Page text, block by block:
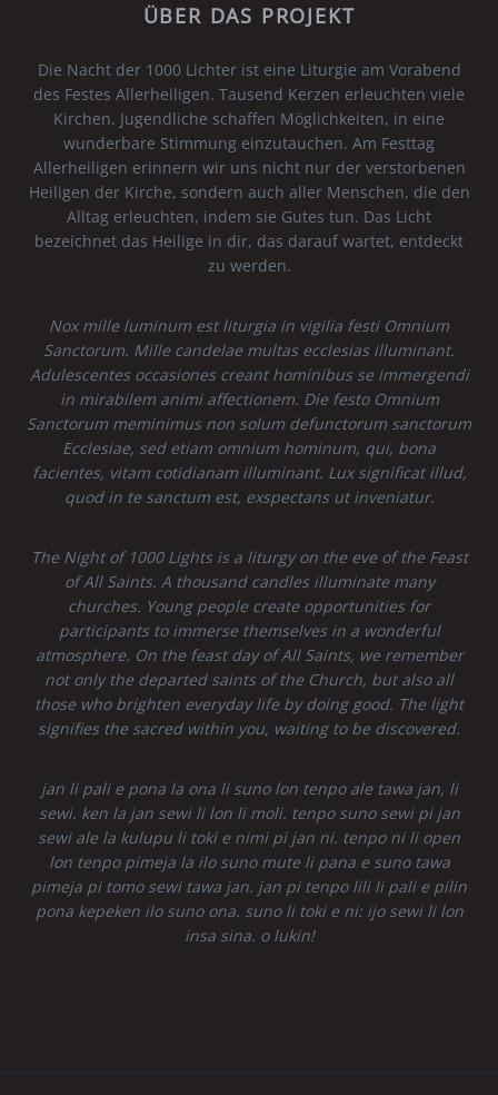
ÜBER DAS PROJEKT
Die Nacht der 1000 Lichter ist eine Liturgie am Vorabend
des Festes Allerheiligen. Tausend Kerzen erleuchten viele
Kirchen. Jugendliche schaffen Möglichkeiten, in eine
wunderbare Stimmung einzutauchen. Am Festtag
Allerheiligen erinnern wir uns nicht nur der verstorbenen
Heiligen der Kirche, sondern auch aller Menschen, die den
Alltag erleuchten, indem sie Gutes tun. Das Licht
bezeichnet das Heilige in dir, das darauf wartet, entdeckt
zu werden.
Nox mille luminum est liturgia in vigilia festi Omnium
Sanctorum. Mille candelae multas ecclesias illuminant.
Adulescentes occasiones creant hominibus se immergendi
in mirabilem animi affectionem. Die festo Omnium
Sanctorum meminimus non solum defunctorum sanctorum
Ecclesiae, sed etiam omnium hominum, qui, bona
facientes, vitam cotidianam illuminant. Lux significat illud,
quod in te sanctum est, exspectans ut inveniatur.
The Night of 1000 Lights is a liturgy on the eve of the Feast
of All Saints. A thousand candles illuminate many
churches. Young people create opportunities for
participants to immerse themselves in a wonderful
atmosphere. On the feast day of All Saints, we remember
not only the departed saints of the Church, but also all
those who brighten everyday life by doing good. The light
signifies the sacred within you, waiting to be discovered.
jan li pali e pona la ona li suno lon tenpo ale tawa jan, li
sewi. ken la jan sewi li lon li moli. tenpo suno sewi pi jan
sewi ale la kulupu li toki e nimi pi jan ni. tenpo ni li open
lon tenpo pimeja la ilo suno mute li pana e suno tawa
pimeja pi tomo sewi tawa jan. jan pi tenpo lili li pali e pilin
pona kepeken ilo suno ona. suno li toki e ni: ijo sewi li lon
insa sina. o lukin!